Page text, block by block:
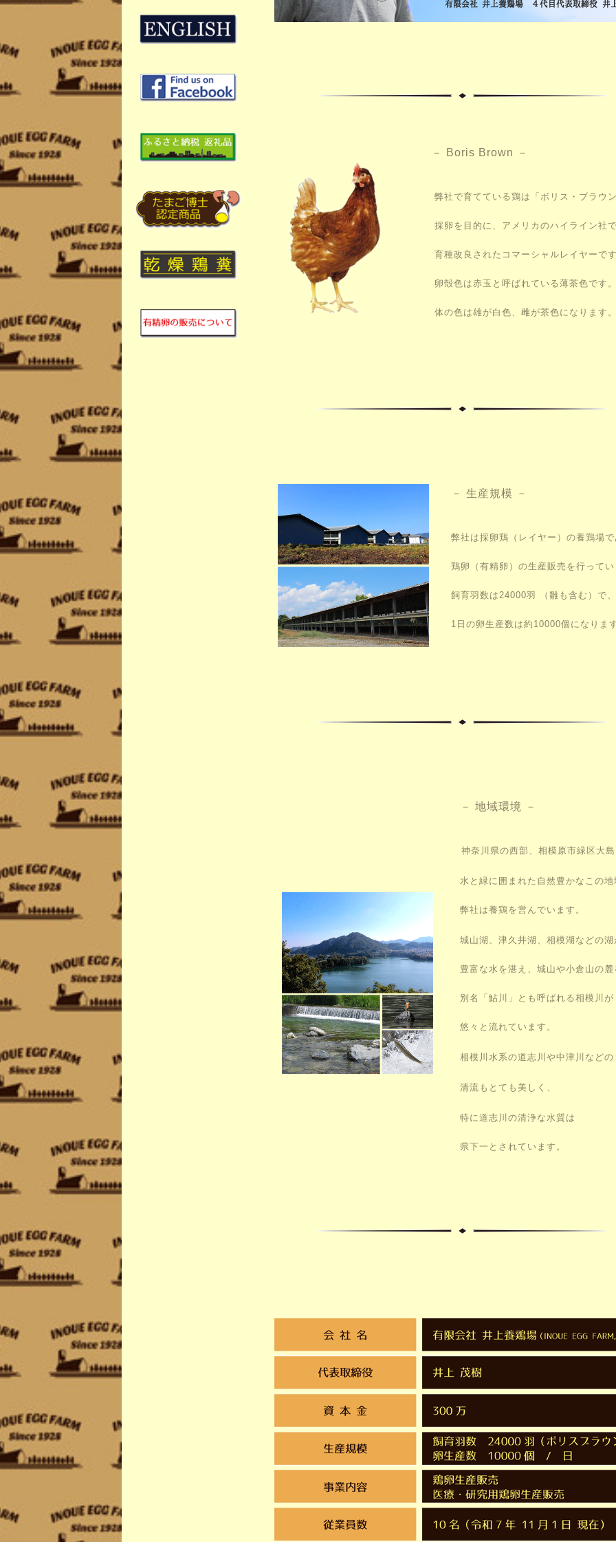
－ Boris Brown －
弊社で育てている鶏は「ボリス・ブラウン
採卵を目的に、アメリカのハイライン社
育種改良されたコマーシャルレイヤーで
卵殻色は赤玉と呼ばれている薄茶色です
体の色は雄が白色、雌が茶色になります
－ 生産規模 －
弊社は採卵鶏（レイヤー）の養鶏場で
鶏卵（有精卵）の生産販売を行ってい
飼育羽数は24000羽 （雛も含む）で、
1日の卵生産数は約10000個になりま
－ 地域環境 －
神奈川県の西部、 相模原市緑区大
水と緑に囲まれた自然豊かなこの地
弊社は養鶏を営んでいます。
城山湖、津久井湖、相模湖などの湖
豊富な水を湛え、城山や小倉山の麓
別名「鮎川」とも呼ばれる相模川が
悠々と流れています。
相模川水系の道志川や中津川などの
清流もとても美しく、
特に道志川の清浄な水質は
県下一とされています。